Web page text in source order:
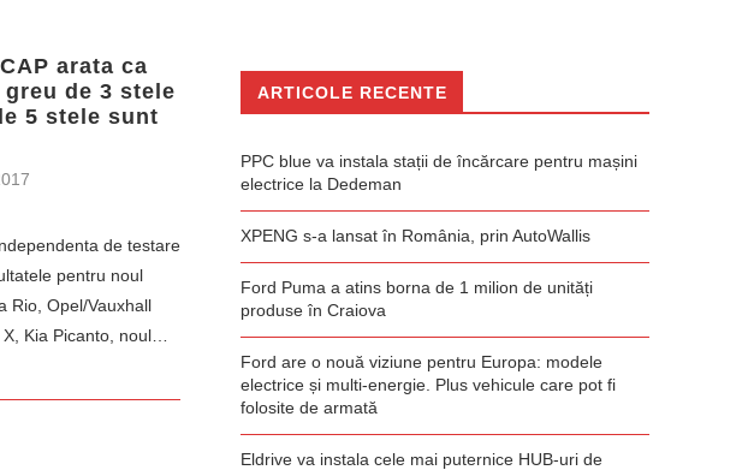
arata ca
de 3 stele
5 stele sunt
de testare
pentru noul
Rio, Opel/Vauxhall
Kia Picanto, noul…
ARTICOLE RECENTE
PPC blue va instala stații de încărcare pentru mașini
electrice la Dedeman
XPENG s-a lansat în România, prin AutoWallis
Ford Puma a atins borna de 1 milion de unități
produse în Craiova
Ford are o nouă viziune pentru Europa: modele
electrice și multi-energie. Plus vehicule care pot fi
folosite de armată
Eldrive va instala cele mai puternice HUB-uri de